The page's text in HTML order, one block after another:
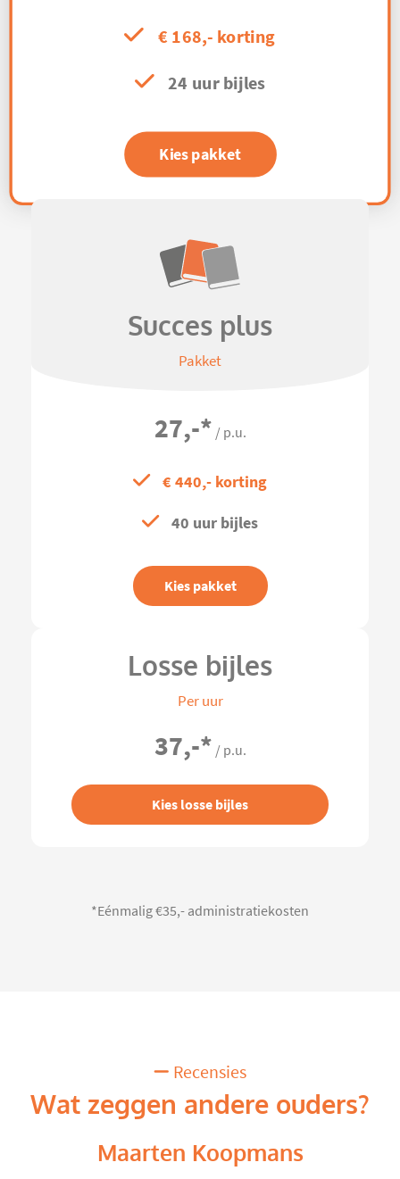
€ 168,- korting
24 uur bijles
Kies pakket
Succes plus
Pakket
27,-* / p.u.
€ 440,- korting
40 uur bijles
Kies pakket
Losse bijles
Per uur
37,-* / p.u.
Kies losse bijles
*Eénmalig €35,- administratiekosten
Recensies
Wat zeggen andere ouders?
Maarten Koopmans